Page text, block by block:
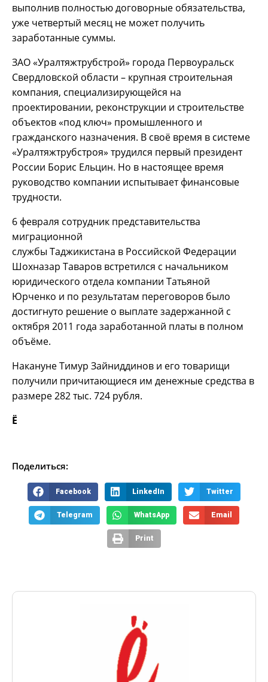
выполнив полностью договорные обязательства,
уже четвертый месяц не может получить
заработанные суммы.
ЗАО «Уралтяжтрубстрой» города Первоуральск
Свердловской области – крупная строительная
компания, специализирующейся на
проектировании, реконструкции и строительстве
объектов «под ключ» промышленного и
гражданского назначения. В своё время в системе
«Уралтяжтрубстроя» трудился первый президент
России Борис Ельцин. Но в настоящее время
руководство компании испытывает финансовые
трудности.
6 февраля сотрудник представительства
миграционной
службы Таджикистана в Российской Федерации
Шохназар Таваров встретился с начальником
юридического отдела компании Татьяной
Юрченко и по результатам переговоров было
достигнуто решение о выплате задержанной с
октября 2011 года заработанной платы в полном
объёме.
Накануне Тимур Зайниддинов и его товарищи
получили причитающиеся им денежные средства в
размере 282 тыс. 724 рубля.
Ё
Поделиться:
Facebook LinkedIn Twitter
Telegram WhatsApp Email
Print